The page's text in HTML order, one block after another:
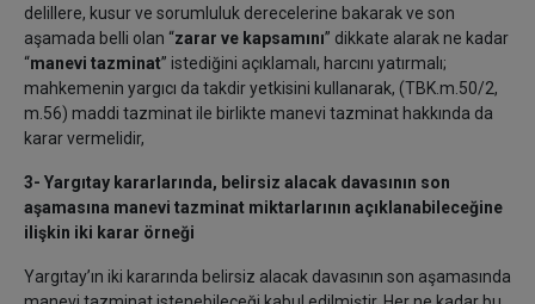
delillere, kusur ve sorumluluk derecelerine bakarak ve son
aşamada belli olan “zarar ve kapsamını” dikkate alarak ne kadar
“manevi tazminat” istediğini açıklamalı, harcını yatırmalı;
mahkemenin yargıcı da takdir yetkisini kullanarak, (TBK.m.50/2,
m.56) maddi tazminat ile birlikte manevi tazminat hakkında da
karar vermelidir,
3- Yargıtay kararlarında, belirsiz alacak davasının son
aşamasına manevi tazminat miktarlarının açıklanabileceğine
ilişkin iki karar örneği
Yargıtay’ın iki kararında belirsiz alacak davasının son aşamasında